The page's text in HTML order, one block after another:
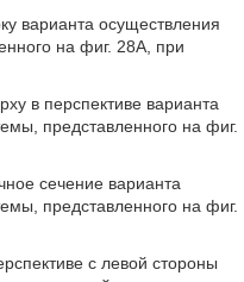
варианта осуществления
на фиг. 28А, при
в перспективе варианта
представленного на фиг.
сечение варианта
представленного на фиг.
с левой стороны